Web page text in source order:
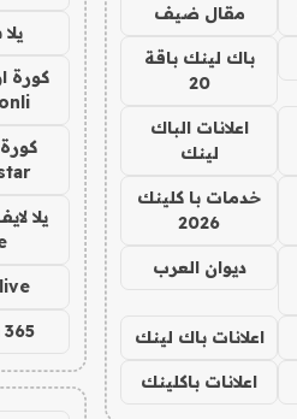
مقال ضيف
باك لينك باقة
20
اعلانات الباك
لينك
خدمات با كلينك
2026
ديوان العرب
اعلانات باك لينك
اعلانات باكلينك
كورة